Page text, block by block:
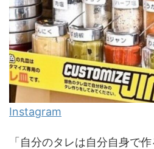
Instagram
「自分のタレは自分自身で